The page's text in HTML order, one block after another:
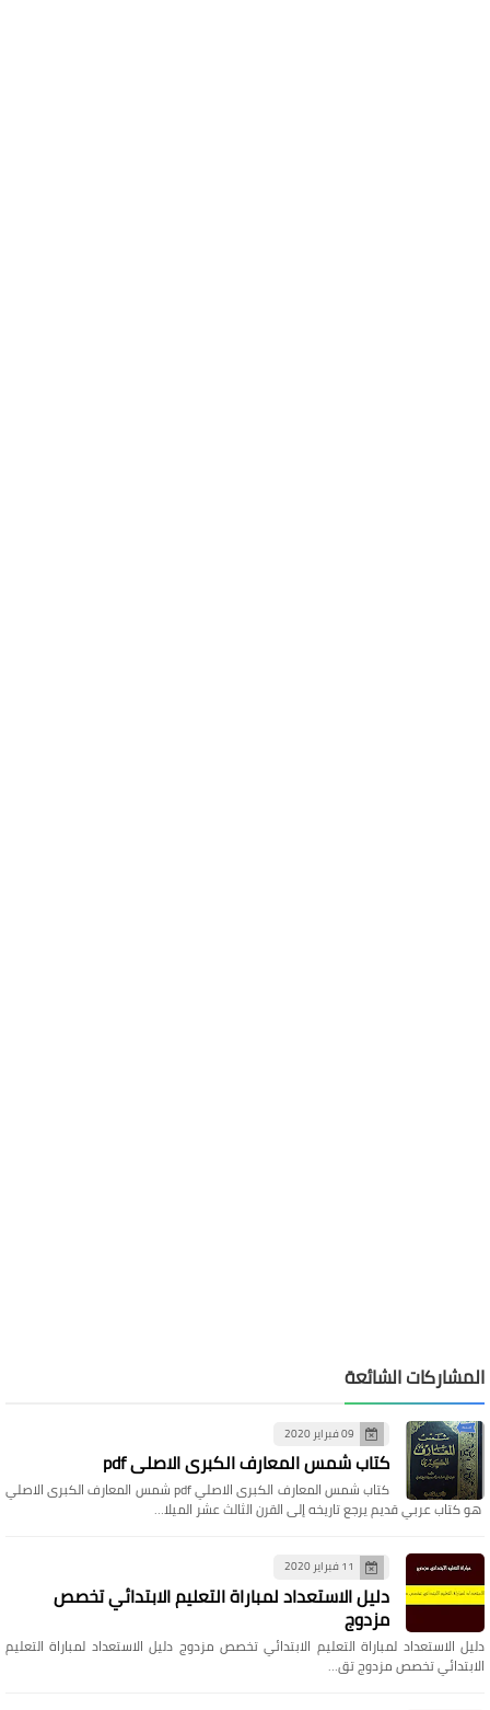
المشاركات الشائعة
09 فبراير 2020
كتاب شمس المعارف الكبرى الاصلي pdf
كتاب شمس المعارف الكبرى الاصلي pdf شمس المعارف الكبرى الاصلي
هو كتاب عربي قديم يرجع تاريخه إلى القرن الثالث عشر الميلا…
11 فبراير 2020
دليل الاستعداد لمباراة التعليم الابتدائي تخصص
مزدوج
دليل الاستعداد لمباراة التعليم الابتدائي تخصص مزدوج دليل الاستعداد لمباراة التعليم
الابتدائي تخصص مزدوج تق…